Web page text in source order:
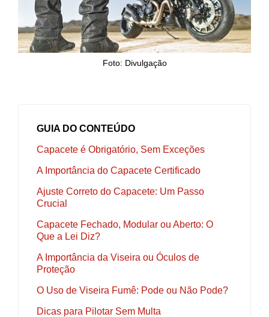
Foto: Divulgação
GUIA DO CONTEÚDO
Capacete é Obrigatório, Sem Exceções
A Importância do Capacete Certificado
Ajuste Correto do Capacete: Um Passo
Crucial
Capacete Fechado, Modular ou Aberto: O
Que a Lei Diz?
A Importância da Viseira ou Óculos de
Proteção
O Uso de Viseira Fumê: Pode ou Não Pode?
Dicas para Pilotar Sem Multa